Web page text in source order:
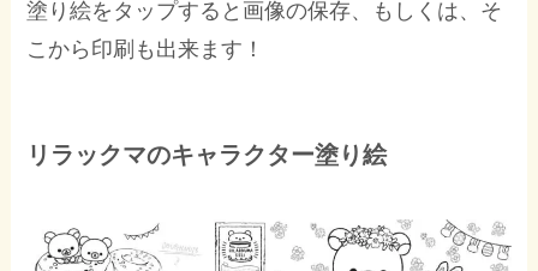
塗り絵をタップすると画像の保存、もしくは、そ
こから印刷も出来ます！
リラックマのキャラクター塗り絵